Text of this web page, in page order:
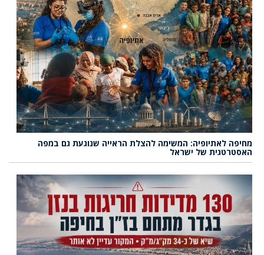
מחיפה לאתיופיה: המשימה להצלת הראייה שנוגעת גם במפה
האסטרטגית של ישראל